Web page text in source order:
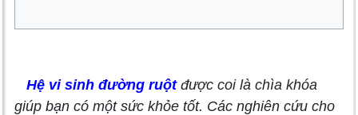
Hệ vi sinh đường ruột được coi là chìa khóa
giúp bạn có một sức khỏe tốt. Các nghiên cứu cho